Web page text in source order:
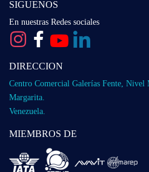
SIGUENOS
En nuestras Redes sociales
DIRECCION
Centro Comercial Galerías Fente, Nivel
Margarita.
Venezuela.
MIEMBROS DE